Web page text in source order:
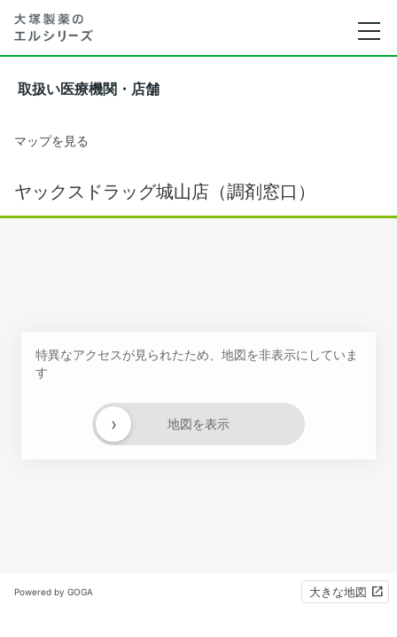
取扱い医療機関・店舗
マップを見る
ヤックスドラッグ城山店（調剤窓口）
特異なアクセスが見られたため、地図を非表示にしていま
す
地図を表示
›
Powered by GOGA 大きな地図